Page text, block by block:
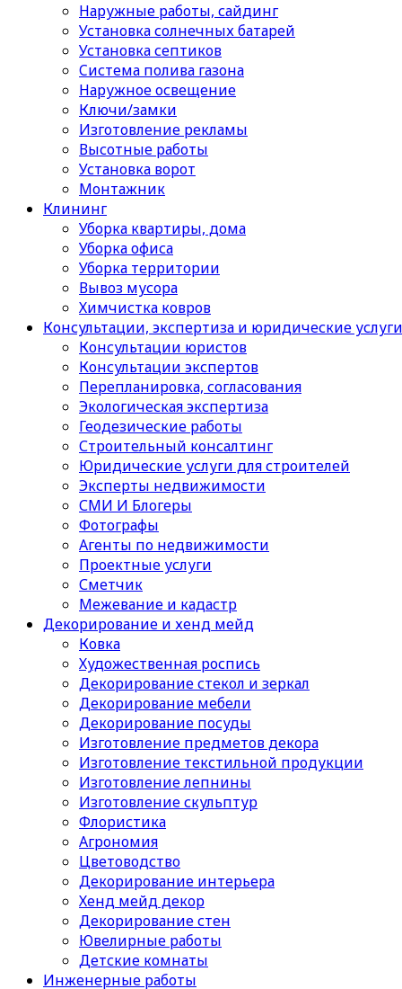
Наружные работы, сайдинг
Установка солнечных батарей
Установка септиков
Cистема полива газона
Наружное освещение
Ключи/замки
Изготовление рекламы
Высотные работы
Установка ворот
Монтажник
Клининг
Уборка квартиры, дома
Уборка офиса
Уборка территории
Вывоз мусора
Химчистка ковров
Консультации, экспертиза и юридические услуги
Консультации юристов
Консультации экспертов
Перепланировка, согласования
Экологическая экспертиза
Геодезические работы
Строительный консалтинг
Юридические услуги для строителей
Эксперты недвижимости
СМИ И Блогеры
Фотографы
Агенты по недвижимости
Проектные услуги
Сметчик
Межевание и кадастр
Декорирование и хенд мейд
Ковка
Художественная роспись
Декорирование стекол и зеркал
Декорирование мебели
Декорирование посуды
Изготовление предметов декора
Изготовление текстильной продукции
Изготовление лепнины
Изготовление скульптур
Флористика
Агрономия
Цветоводство
Декорирование интерьера
Хенд мейд декор
Декорирование стен
Ювелирные работы
Детские комнаты
Инженерные работы